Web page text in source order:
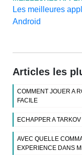
Les meilleures
Android
Articles les
COMMENT JOUER A
FACILE
ECHAPPER A
AVEC QUELLE
EXPERIENCE DANS